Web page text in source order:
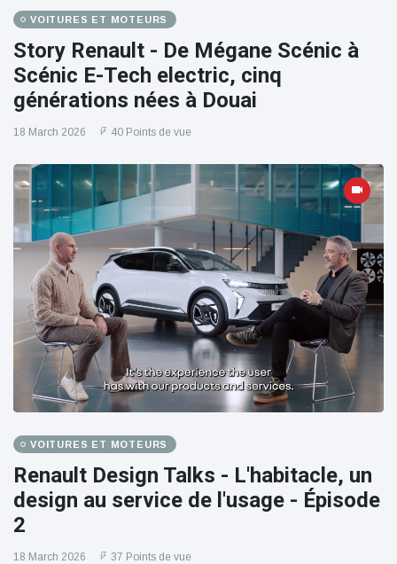
VOITURES ET MOTEURS
Story Renault - De Mégane Scénic à
Scénic E-Tech electric, cinq
générations nées à Douai
18 March 2026 40 Points de vue
VOITURES ET MOTEURS
Renault Design Talks - L'habitacle, un
design au service de l'usage - Épisode
2
18 March 2026 37 Points de vue